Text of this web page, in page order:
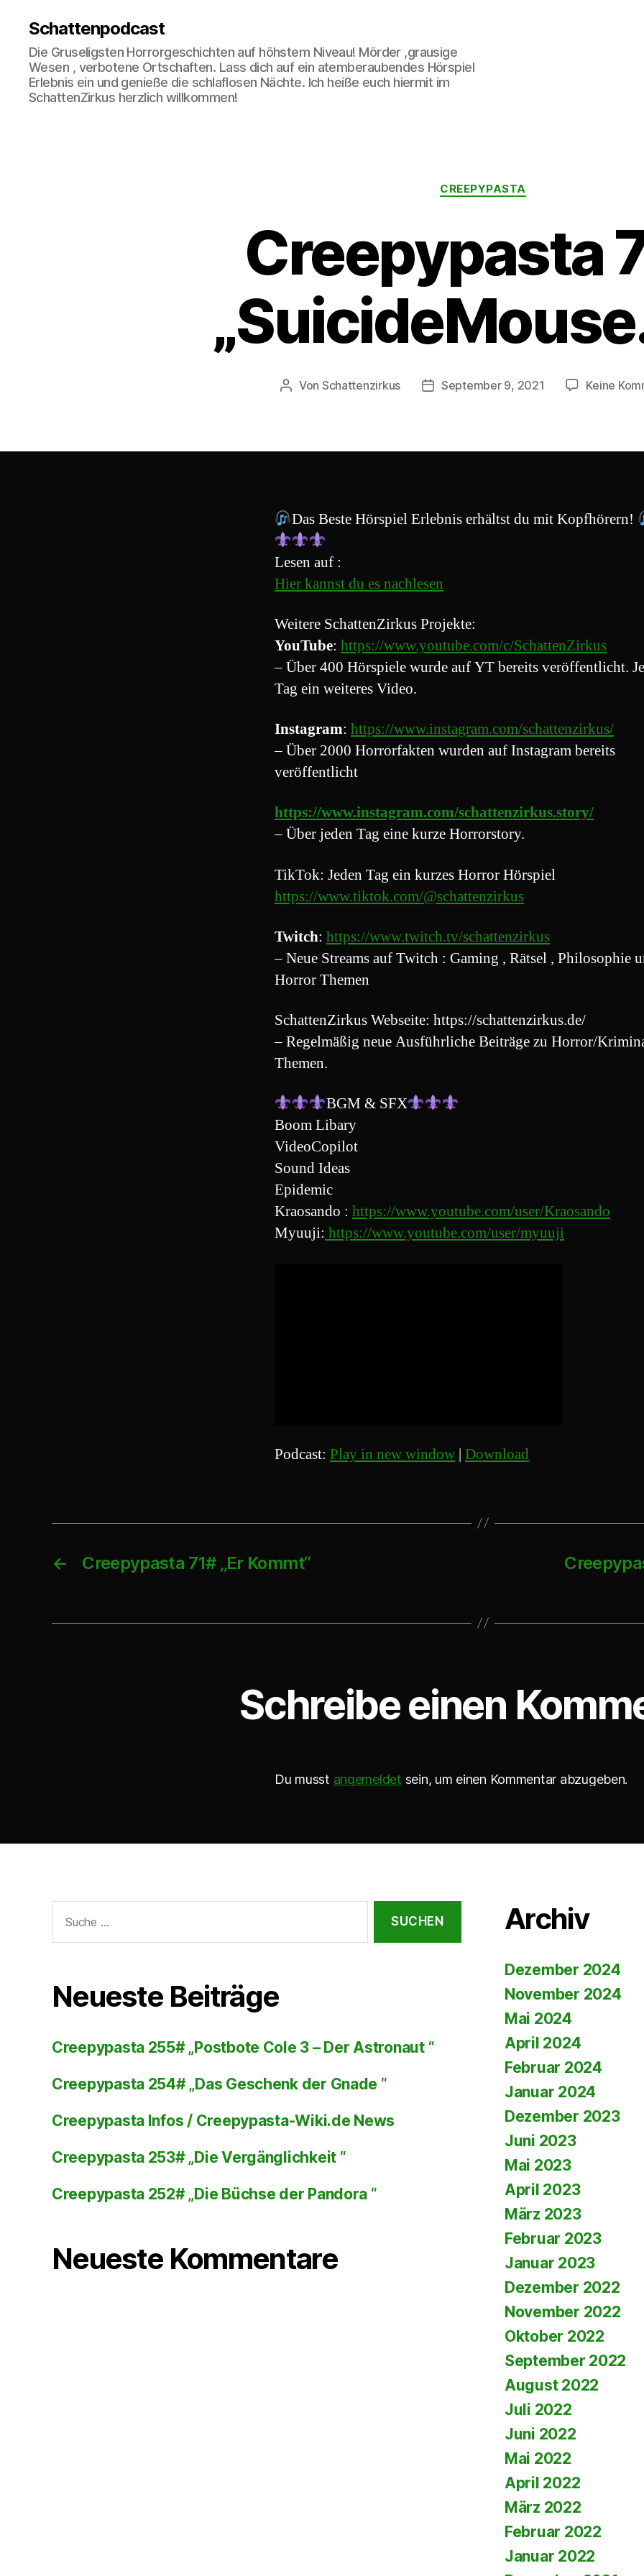
Schattenpodcast
Die Gruseligsten Horrorgeschichten auf höhstem Niveau! Mörder ,grausige
Wesen , verbotene Ortschaften. Lass dich auf ein atemberaubendes Hörspiel
Erlebnis ein und genieße die schlaflosen Nächte. Ich heiße euch hiermit im
SchattenZirkus herzlich willkommen!
Kategorien
CREEPYPASTA
Creepypasta
Beitragsautor
Von Schattenzirkus Beitragsdatum
September 9, 2021 Keine
Das Beste Hörspiel Erlebnis erhältst du mit Kopfhörern!
Lesen auf :
Hier kannst du es nachlesen
Weitere SchattenZirkus Projekte:
YouTube: https://www.youtube.com/c/SchattenZirkus
– Über 400 Hörspiele wurde auf YT bereits veröffentlicht.
Tag ein weiteres Video.
Instagram: https://www.instagram.com/schattenzirkus/
– Über 2000 Horrorfakten wurden auf Instagram bereits
veröffentlicht
https://www.instagram.com/schattenzirkus.story/
– Über jeden Tag eine kurze Horrorstory.
TikTok: Jeden Tag ein kurzes Horror Hörspiel
https://www.tiktok.com/@schattenzirkus
Twitch: https://www.twitch.tv/schattenzirkus
– Neue Streams auf Twitch : Gaming , Rätsel , Philosophie
Horror Themen
SchattenZirkus Webseite: https://schattenzirkus.de/
– Regelmäßig neue Ausführliche Beiträge zu Horror/
Themen.
BGM & SFX
Boom Libary
VideoCopilot
Sound Ideas
Epidemic
Kraosando : https://www.youtube.com/user/Kraosando
Myuuji: https://www.youtube.com/user/myuuji
Podcast: Play in new window | Download
← Creepypasta 71# „Er Kommt“
Schreibe einen
Du musst angemeldet sein, um einen Kommentar abzugeben.
nach:
Neueste Beiträge
Creepypasta 255# „Postbote Cole 3 – Der Astronaut “
Creepypasta 254# „Das Geschenk der Gnade “
Creepypasta Infos / Creepypasta-Wiki.de News
Creepypasta 253# „Die Vergänglichkeit “
Creepypasta 252# „Die Büchse der Pandora “
Neueste Kommentare
Archiv
Dezember 2024
November 2024
Mai 2024
April 2024
Februar 2024
Januar 2024
Dezember 2023
Juni 2023
Mai 2023
April 2023
März 2023
Februar 2023
Januar 2023
Dezember 2022
November 2022
Oktober 2022
September 2022
August 2022
Juli 2022
Juni 2022
Mai 2022
April 2022
März 2022
Februar 2022
Januar 2022